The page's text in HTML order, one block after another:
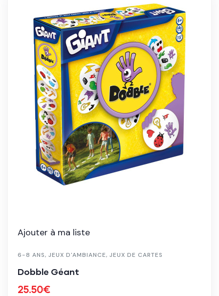
Ajouter à ma liste
6-8 ANS, JEUX D'AMBIANCE, JEUX DE CARTES
Dobble Géant
25.50€